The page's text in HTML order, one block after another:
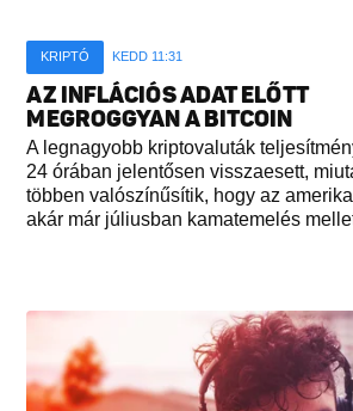
KRIPTÓ KEDD 11:31
AZ INFLÁCIÓS ADAT ELŐTT
MEGROGGYAN A BITCOIN
A legnagyobb kriptovaluták
24 órában jelentősen visszaesett,
többen valószínűsítik, hogy az
akár már júliusban kamatemelés